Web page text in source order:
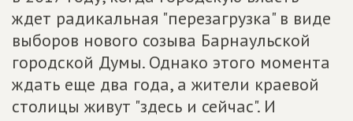
ждет радикальная "перезагрузка" в виде
выборов нового созыва Барнаульской
городской Думы. Однако этого момента
ждать еще два года, а жители краевой
столицы живут "здесь и сейчас". И